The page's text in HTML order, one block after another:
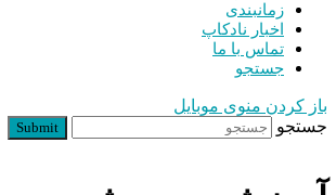
زمانبندی
اخبار نادکاپ
تماس با ما
جستجو
باز کردن منوی موبایل
جستجو
Submit